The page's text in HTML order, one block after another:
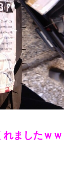
ましたｗｗ